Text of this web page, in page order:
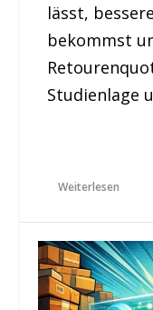
lässt,
bekommst
Studienlage
Weiterlesen